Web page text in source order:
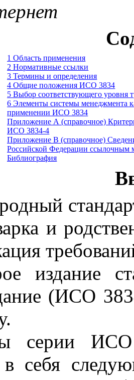
1 Область применения
2 Нормативные ссылки
3 Термины и определения
4 Общие положения ИСО 3834
5 Выбор соответствующего уровня
6 Элементы системы менеджмента
применении ИСО 3834
Приложение А (справочное)
ИСО 3834-4
Приложение В (справочное)
Российской Федерации ссылочным
Библиография
и
издание
(ИСО
серии
себя